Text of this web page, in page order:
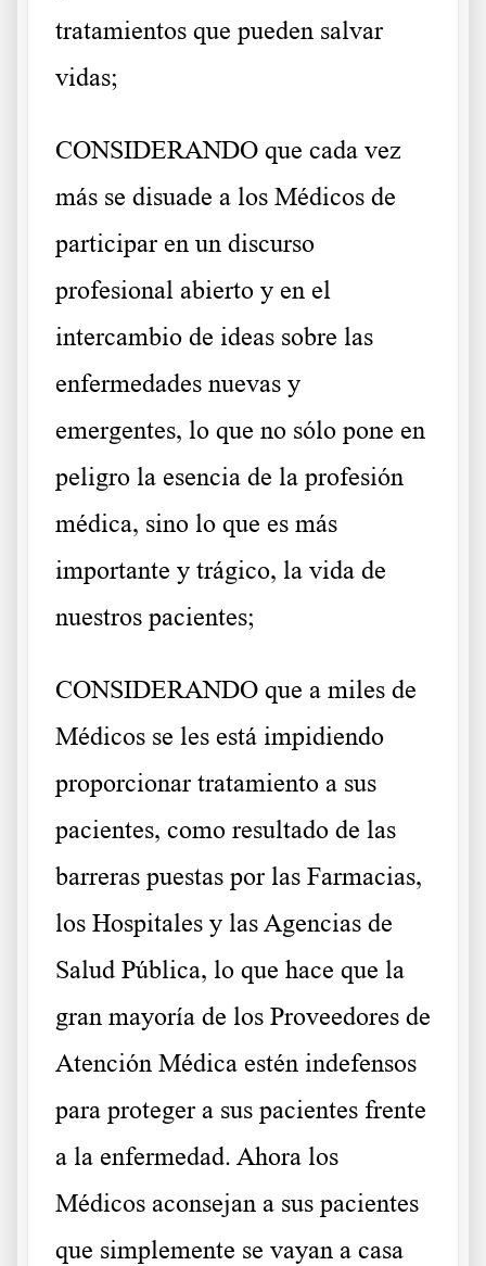
tratamientos que pueden salvar
vidas;
CONSIDERANDO que cada vez
más se disuade a los Médicos de
participar en un discurso
profesional abierto y en el
intercambio de ideas sobre las
enfermedades nuevas y
emergentes, lo que no sólo pone en
peligro la esencia de la profesión
médica, sino lo que es más
importante y trágico, la vida de
nuestros pacientes;
CONSIDERANDO que a miles de
Médicos se les está impidiendo
proporcionar tratamiento a sus
pacientes, como resultado de las
barreras puestas por las Farmacias,
los Hospitales y las Agencias de
Salud Pública, lo que hace que la
gran mayoría de los Proveedores de
Atención Médica estén indefensos
para proteger a sus pacientes frente
a la enfermedad. Ahora los
Médicos aconsejan a sus pacientes
que simplemente se vayan a casa